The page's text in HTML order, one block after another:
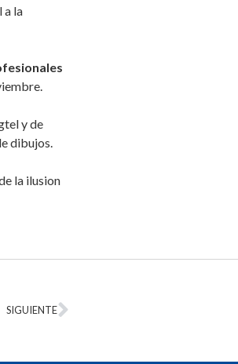
a la
y de
dibujos.
la ilusion
SIGUIENTE